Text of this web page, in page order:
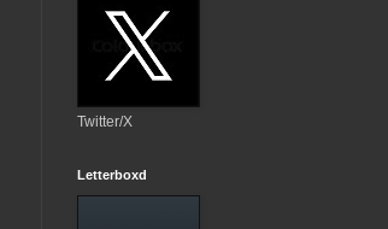
Twitter/X
Letterboxd